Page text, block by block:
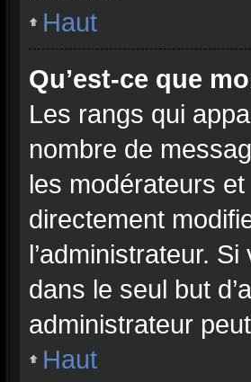
Haut
Qu’est-ce que
Les rangs qui
nombre de
les modérateurs
directement
l’administrateur.
dans le seul but
administrateur
Haut